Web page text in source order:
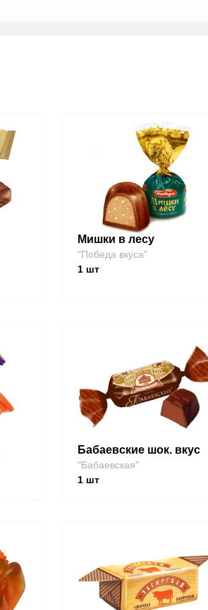
Мишки в лесу
"Победа вкуса"
1 шт
Бабаевские шок. вкус
"Бабаевская"
1 шт